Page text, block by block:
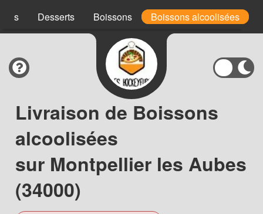
Desserts Boissons Boissons alcoolisées
Livraison de Boissons
alcoolisées
sur Montpellier les Aubes
(34000)